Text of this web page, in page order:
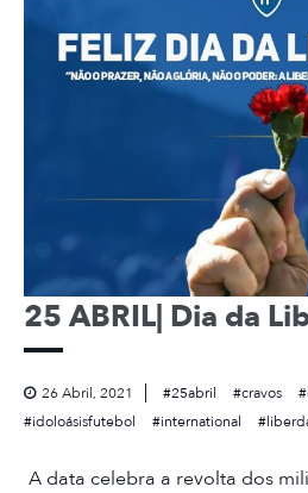
25 ABRIL| Dia da
26 Abril, 2021 25abril cravos
idoloásisfutebol
international
A data celebra a revolta dos